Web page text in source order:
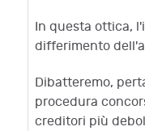
In questa ottica,
differimento
Dibatteremo,
procedura
creditori più